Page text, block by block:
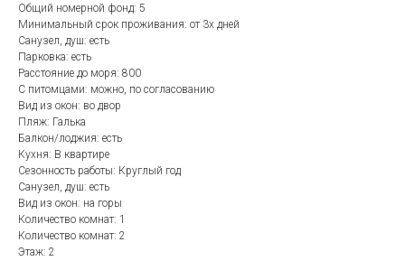
Общий номерной фонд: 5
Минимальный срок проживания: от 3х дней
Санузел, душ: есть
Парковка: есть
Расстояние до моря: 800
С питомцами: можно, по согласованию
Вид из окон: во двор
Пляж: Галька
Балкон/лоджия: есть
Кухня: В квартире
Сезонность работы: Круглый год
Санузел, душ: есть
Вид из окон: на горы
Количество комнат: 1
Количество комнат: 2
Этаж: 2